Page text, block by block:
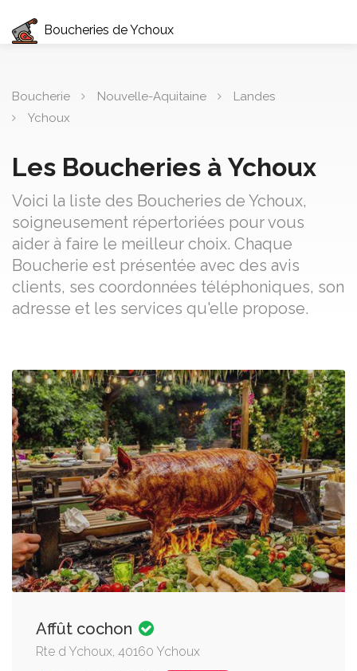
Boucheries de Ychoux
Boucherie Nouvelle-Aquitaine
Landes
Ychoux
Les Boucheries à Ychoux
Voici la liste des Boucheries de Ychoux,
soigneusement répertoriées pour vous
aider à faire le meilleur choix. Chaque
Boucherie est présentée avec des avis
clients, ses coordonnées téléphoniques, son
adresse et les services qu'elle propose.
Affût cochon
Rte d Ychoux, 40160 Ychoux